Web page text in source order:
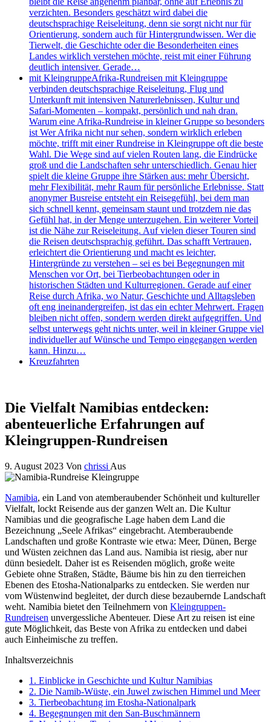
verzichten. Besonders geschätzt wird dabei die
deutschsprachige Reiseleitung, denn sie sorgt nicht nur für
Orientierung, sondern auch für Hintergrundwissen. Wer die
Tierwelt, die Geschichte oder die Besonderheiten eines
Landes wirklich verstehen möchte, reist mit einer Führung
deutlich intensiver. Gerade…
mit KleingruppeAfrika-Rundreisen mit Kleingruppe
verbinden deutschsprachige Reiseleitung, Flug und
Unterkunft mit intensiven Naturerlebnissen, Kultur und
Safari-Momenten – kompakt, persönlich und nah dran.
Warum eine Afrika-Rundreise in kleiner Gruppe so besonders
ist Wer Afrika nicht nur sehen, sondern wirklich erleben
möchte, trifft mit einer Rundreise in Kleingruppe oft die beste
Wahl. Die Wege sind auf vielen Routen lang, die Eindrücke
groß und die Landschaften sehr unterschiedlich. Genau hier
spielt die kleine Gruppe ihre Stärken aus: mehr Übersicht,
mehr Flexibilität, mehr Raum für persönliche Erlebnisse. Statt
anonymer Busreise entsteht ein Reisegefühl, bei dem man
sich schnell kennt, gemeinsam staunt und trotzdem nie das
Gefühl hat, in der Menge unterzugehen. Ein weiterer Vorteil
ist die Nähe zur Reiseleitung. Auf vielen dieser Touren sind
die Reisen deutschsprachig geführt. Das schafft Vertrauen,
erleichtert die Orientierung und macht es leichter,
Hintergründe zu verstehen – sei es bei Begegnungen mit
Menschen vor Ort, bei Tierbeobachtungen oder in
historischen Städten und Kulturregionen. Gerade auf einer
Reise durch Afrika, wo Natur, Geschichte und Alltagsleben
oft eng ineinandergreifen, ist das ein echter Mehrwert. Fragen
bleiben nicht offen, sondern werden direkt aufgegriffen. Und
selbst unterwegs geht nichts unter, weil in kleiner Gruppe viel
individueller auf Wünsche und Tempo eingegangen werden
kann. Hinzu…
Kreuzfahrten
Die Vielfalt Namibias entdecken:
abenteuerliche Erfahrungen auf
Kleingruppen-Rundreisen
9. August 2023 Von chrissi Aus
Namibia, ein Land von atemberaubender Schönheit und kultureller
Vielfalt, lockt Reisende aus der ganzen Welt an. Die Kultur
Namibias und die geografische Lage haben dem Land die
Bezeichnung „Seele Afrikas“ eingebracht. Atemberaubende
Landschaften und große Kontraste wie etwa: Meer, Dünen, Berge
und Wüsten zeichnen das Land aus. Namibia ist riesig, aber nur
dünn besiedelt. Daher ist es Reisenden möglich, große weite
Gebiete ohne Straßen, Städte, Bäume bis hin zu den tierreichen
Ebenen des Etosha-Nationalparks ​​zu entdecken. Sie werden nur
vom Wüstenwind begleitet, der durch diese bezaubernde Landschaft
weht. Namibia bietet den Teilnehmern von Kleingruppen-
Rundreisen unvergessliche Abenteuer. Diese Art zu reisen ist eine
gute Möglichkeit, das Beste von Afrika zu entdecken und dabei
auch Einheimische zu treffen.
Inhaltsverzeichnis
1. Einblicke in Geschichte und Kultur Namibias
2. Die Namib-Wüste, ein Juwel zwischen Himmel und Meer
3. Tierbeobachtung im Etosha-Nationalpark
4. Begegnungen mit den San-Buschmännern